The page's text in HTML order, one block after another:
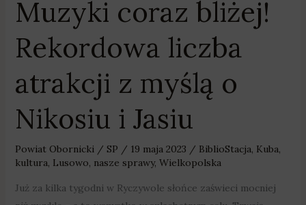
Muzyki coraz bliżej!
Rekordowa liczba
atrakcji z myślą o
Nikosiu i Jasiu
Powiat Obornicki/ SP / 19 maja 2023 / BiblioStacja, Kuba,
kultura, Lusowo, nasze sprawy, Wielkopolska
Już za kilka tygodni w Ryczywole słońce zaświeci mocniej